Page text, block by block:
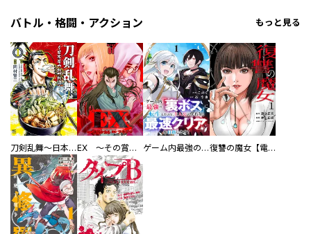
バトル・格闘・アクション もっと見る
刀剣乱舞～日本号つれづれ酒～ EX ～その賞金稼ぎは、世界の出口を探す～【単行本版】 ゲーム内最強の『裏ボス』に転生したので、主人公の代わりに最速クリアを目指します！【電子単行本版】 復讐の魔女【電子単行本版】